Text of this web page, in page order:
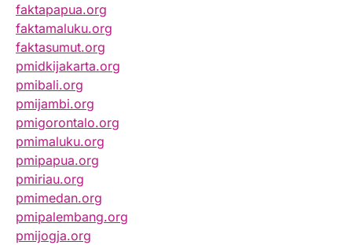
faktapapua.org
faktamaluku.org
faktasumut.org
pmidkijakarta.org
pmibali.org
pmijambi.org
pmigorontalo.org
pmimaluku.org
pmipapua.org
pmiriau.org
pmimedan.org
pmipalembang.org
pmijogja.org